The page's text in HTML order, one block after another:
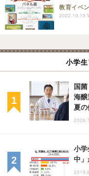
教育イベ
2022.10.19
小学
国
海醸
夏
小学
中」